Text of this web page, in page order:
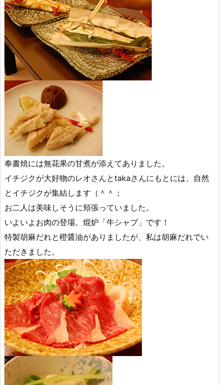
奉書焼には無花果の甘煮が添えてありました。
イチジクが大好物のレオさんとtakaさんにもとには、自然
とイチジクが集結します（＾＾；
お二人は美味しそうに頬張っていました。
いよいよお肉の登場。焜炉「牛シャブ」です！
特製胡麻だれと橙醤油がありましたが、私は胡麻だれでい
ただきました。